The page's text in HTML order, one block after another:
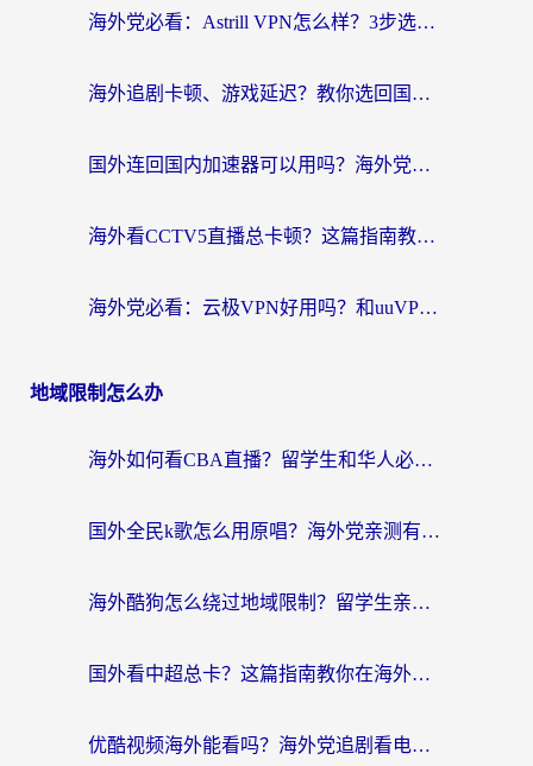
海外党必看：Astrill VPN怎么样？3步选对回国加速器实现无缝刷剧玩游戏
海外追剧卡顿、游戏延迟？教你选回国加速器，附免费加速器试用一小时福利
国外连回国内加速器可以用吗？海外党亲测实用指南，解决追剧游戏卡顿难题
海外看CCTV5直播总卡顿？这篇指南教你选对回国加速器，无缝刷国内资源
海外党必看：云极VPN好用吗？和uuVPN对比哪个回国效果更好？附真实体验+避坑指南
地域限制怎么办
海外如何看CBA直播？留学生和华人必看的无卡顿观赛指南
国外全民k歌怎么用原唱？海外党亲测有效的回国加速解决方案
海外酷狗怎么绕过地域限制？留学生亲测有效的回国加速器选择指南
国外看中超总卡？这篇指南教你在海外流畅看体育赛事+中文解说（附避坑技巧）
优酷视频海外能看吗？海外党追剧看电影的终极解决方案来了